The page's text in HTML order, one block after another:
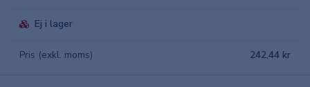
Ej i lager
Pris (exkl. moms) 242,44 kr